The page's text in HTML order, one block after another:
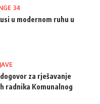
34
u modernom ruhu u
za rješavanje
radnika Komunalnog